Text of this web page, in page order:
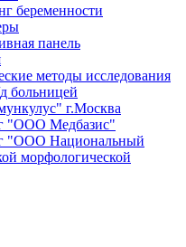
беременности
панель
методы исследования
больницей
г.Москва
"ООО Медбазис"
"ООО Национальный
морфологической